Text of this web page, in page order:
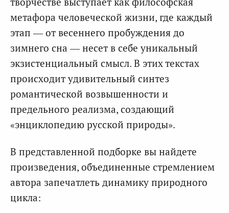
метафора человеческой жизни, где каждый
этап — от весеннего пробуждения до
зимнего сна — несет в себе уникальный
экзистенциальный смысл. В этих текстах
происходит удивительный синтез
романтической возвышенности и
предельного реализма, создающий
«энциклопедию русской природы».
В представленной подборке вы найдете
произведения, объединенные стремлением
автора запечатлеть динамику природного
цикла: